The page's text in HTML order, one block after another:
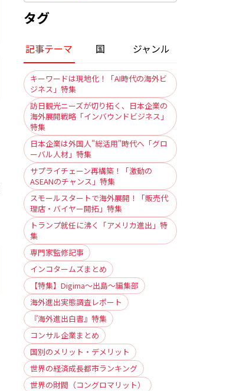
タグ
記事テーマ 国 ジャンル
キーワードは現地化！「AI時代の海外ビ
ジネス」特集
訪日観光ニーズが切り拓く、日本企業の
海外展開戦略「インバウンドビジネス」
特集
日本企業は外国人"総活用"時代へ「グロ
ーバル人材」特集
サプライチェーン再構築！「激動の
ASEANのチャンス」特集
スモールスタートで海外展開！「販売代
理店・バイヤー開拓」特集
トランプ就任に沸く「アメリカ進出」特
集
専門家監修記事
インコタームズまとめ
【特集】Digima〜出島〜編集部
海外進出実態調査レポート
『海外進出白書』特集
コンサル企業まとめ
国別のメリット・デメリット
世界の経済成長都市ランキング
世界の財閥（コングロマリット）